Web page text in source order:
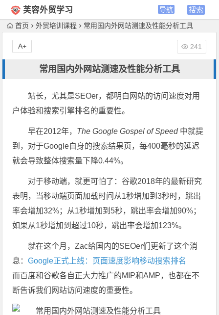
芙容外贸学习
首页 外贸培训课程 常用国内外网站测速及性能分析工具
常用国内外网站测速及性能分析工具
241
A+
站长，尤其是SEOer，都明白网站的访问速度对用
户体验和搜索引擎排名的重要性。
早在2012年， The Google Gospel of Speed中就提
到，对于Google自身的搜索结果页，每400毫秒的延迟
就会导致整体搜索量下降0.44%。
对于移动端，就更可怕了：谷歌2018年的最新研究
表明，当移动端页面加载时间从1秒增加到3秒时，跳出
率会增加32%；从1秒增加到5秒，跳出率会增加90%；
如果从1秒增加到超过10秒，跳出率会增加123%。
就在这个月，Zac给国内的SEOer们更新了这个消
息：Google正式上线：页面速度影响移动搜索排名
而百度和谷歌各自正大力推广的MIP和AMP，也都在不
断告诉我们网站访问速度的重要性。